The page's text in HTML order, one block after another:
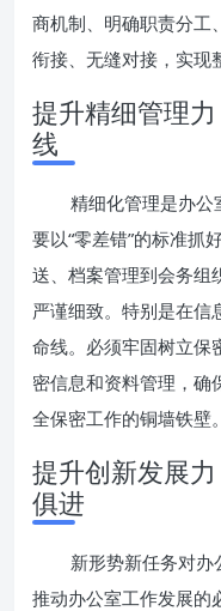
商机制、明确职责分工
衔接、无缝对接，实现
提升精细管理
线
精细化管理是办公
要以“零差错”的标准抓
送、档案管理到会务组
严谨细致。特别是在信
命线。必须牢固树立保
密信息和资料管理，确
全保密工作的铜墙铁壁。
提升创新发展
俱进
新形势新任务对
推动办公室工作发展的